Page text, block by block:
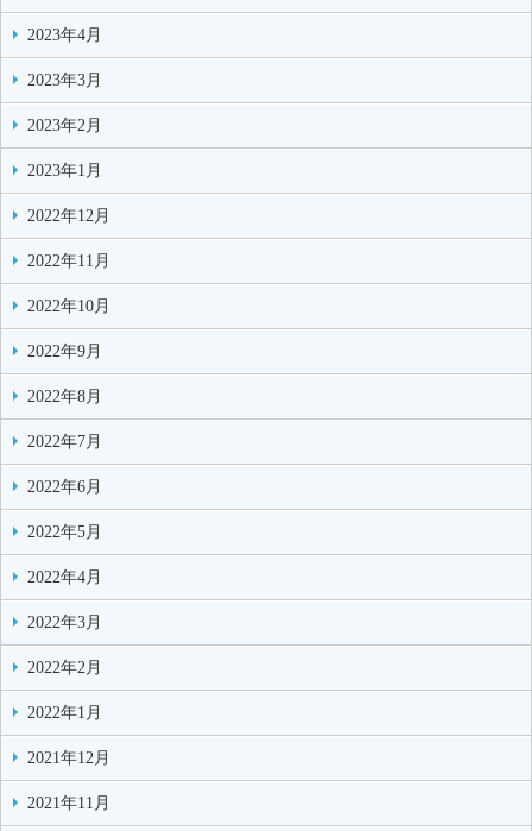
2023年4月
2023年3月
2023年2月
2023年1月
2022年12月
2022年11月
2022年10月
2022年9月
2022年8月
2022年7月
2022年6月
2022年5月
2022年4月
2022年3月
2022年2月
2022年1月
2021年12月
2021年11月